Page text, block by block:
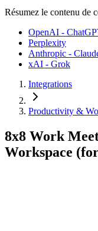
Résumez le contenu de
OpenAI -
Perplexity
Anthropic -
xAI - Grok
Integrations
Productivity &
8x8 Work
Workspace